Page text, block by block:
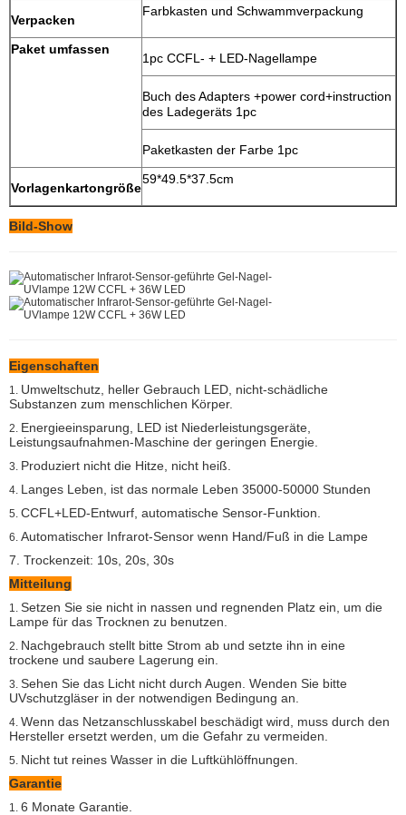
Verpacken
Farbkasten und Schwammverpackung
Paket umfassen
1pc CCFL- + LED-Nagellampe
Buch des Adapters +power cord+instruction
des Ladegeräts 1pc
Paketkasten der Farbe 1pc
Vorlagenkartongröße
59*49.5*37.5cm
Bild-Show
Eigenschaften
1. Umweltschutz, heller Gebrauch LED, nicht-schädliche
Substanzen zum menschlichen Körper.
2. Energieeinsparung, LED ist Niederleistungsgeräte,
Leistungsaufnahmen-Maschine der geringen Energie.
3. Produziert nicht die Hitze, nicht heiß.
4. Langes Leben, ist das normale Leben 35000-50000 Stunden
5. CCFL+LED-Entwurf, automatische Sensor-Funktion.
6. Automatischer Infrarot-Sensor wenn Hand/Fuß in die Lampe
7. Trockenzeit: 10s, 20s, 30s
Mitteilung
1. Setzen Sie sie nicht in nassen und regnenden Platz ein, um die
Lampe für das Trocknen zu benutzen.
2. Nachgebrauch stellt bitte Strom ab und setzte ihn in eine
trockene und saubere Lagerung ein.
3. Sehen Sie das Licht nicht durch Augen. Wenden Sie bitte
UVschutzgläser in der notwendigen Bedingung an.
4. Wenn das Netzanschlusskabel beschädigt wird, muss durch den
Hersteller ersetzt werden, um die Gefahr zu vermeiden.
5. Nicht tut reines Wasser in die Luftkühlöffnungen.
Garantie
1. 6 Monate Garantie.